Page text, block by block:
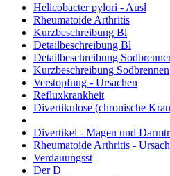
Helicobacter pylori - Ausl
Rheumatoide Arthritis
Kurzbeschreibung Bl
Detailbeschreibung Bl
Detailbeschreibung
Kurzbeschreibung Sodbrennen
Verstopfung - Ursachen
Refluxkrankheit
Divertikulose (chronische
Divertikel - Magen und
Rheumatoide Arthritis -
Verdauungsst
Der D